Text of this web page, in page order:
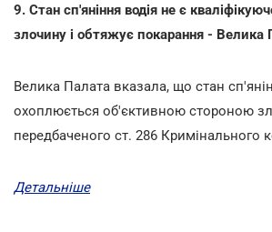
9. Стан сп'яніння водія не є
злочину і обтяжує покарання - Велика
Велика Палата вказала, що стан
охоплюється об'єктивною стороною
передбаченого ст. 286 Кримінального
Детальніше